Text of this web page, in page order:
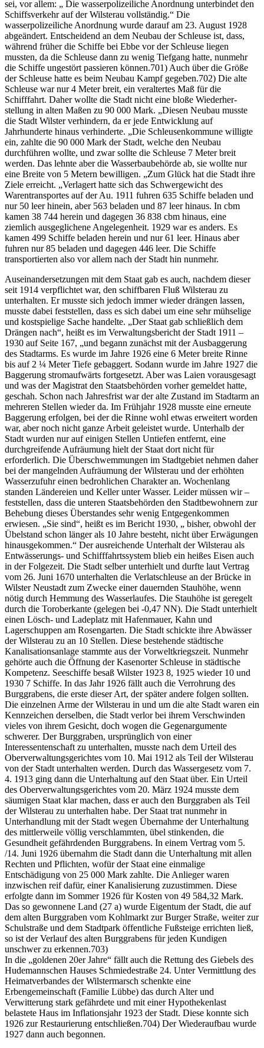
sei, vor allem: „ Die wasserpolizeiliche Anordnung unterbindet den
Schiffsverkehr auf der Wilsterau vollständig.“ Die
wasserpolizeiliche Anordnung wurde darauf am 23. August 1928
abgeändert. Entscheidend an dem Neubau der Schleuse ist, dass,
während früher die Schiffe bei Ebbe vor der Schleuse liegen
mussten, da die Schleuse dann zu wenig Tiefgang hatte, nunmehr
die Schiffe ungestört passieren können.701) Auch über die Größe
der Schleuse hatte es beim Neubau Kampf gegeben.702) Die alte
Schleuse war nur 4 Meter breit, ein veraltertes Maß für die
Schifffahrt. Daher wollte die Stadt nicht eine bloße Wiederher-
stellung in alten Maßen zu 90 000 Mark. „Diesen Neubau musste
die Stadt Wilster verhindern, da er jede Entwicklung auf
Jahrhunderte hinaus verhinderte. „Die Schleusenkommune willigte
ein, zahlte die 90 000 Mark der Stadt, welche den Neubau
durchführen wollte, und zwar sollte die Schleuse 7 Meter breit
werden. Das lehnte aber die Wasserbaubehörde ab, sie wollte nur
eine Breite von 5 Metern bewilligen. „Zum Glück hat die Stadt ihre
Ziele erreicht. „Verlagert hatte sich das Schwergewicht des
Warentransportes auf der Au. 1911 fuhren 635 Schiffe beladen und
nur 50 leer hinein, aber 563 beladen und 87 leer hinaus. In cbm
kamen 38 744 herein und dagegen 36 838 cbm hinaus, eine
ziemlich ausgeglichene Angelegenheit. 1929 war es anders. Es
kamen 499 Schiffe beladen herein und nur 61 leer. Hinaus aber
fuhren nur 85 beladen und dagegen 446 leer. Die Schiffe
transportierten also vor allem nach der Stadt hin nunmehr.
Auseinandersetzungen mit dem Staat gab es auch, nachdem dieser
seit 1914 verpflichtet war, den schiffbaren Fluß Wilsterau zu
unterhalten. Er musste sich jedoch immer wieder drängen lassen,
musste dabei feststellen, dass es sich dabei um eine sehr mühselige
und kostspielige Sache handelte. „Der Staat gab schließlich dem
Drängen nach“, heißt es im Verwaltungsbericht der Stadt 1911 –
1930 auf Seite 167, „und begann zunächst mit der Ausbaggerung
des Stadtarms. Es wurde im Jahre 1926 eine 6 Meter breite Rinne
bis auf 2 ¼ Meter Tiefe gebaggert. Sodann wurde im Jahre 1927 die
Baggerung stromaufwärts fortgesetzt. Aber was Laien vorausgesagt
und was der Magistrat den Staatsbehörden vorher gemeldet hatte,
geschah. Schon nach Jahresfrist war der alte Zustand im Stadtarm an
mehreren Stellen wieder da. Im Frühjahr 1928 musste eine erneute
Baggerung erfolgen, bei der die Rinne wohl etwas erweitert worden
war, aber noch nicht ganze Arbeit geleistet wurde. Unterhalb der
Stadt wurden nur auf einigen Stellen Untiefen entfernt, eine
durchgreifende Aufräumung hielt der Staat dort nicht für
erforderlich. Die Überschwemmungen im Stadtgebiet nehmen daher
bei der mangelnden Aufräumung der Wilsterau und der erhöhten
Wasserzufuhr einen bedrohlichen Charakter an. Wochenlang
standen Ländereien und Keller unter Wasser. Leider müssen wir –
feststellen, dass die unteren Staatsbehörden den Stadtbewohnern zur
Behebung dieses Überstandes sehr wenig Entgegenkommen
erwiesen. „Sie sind“, heißt es im Bericht 1930, „ bisher, obwohl der
Übelstand schon länger als 10 Jahre besteht, nicht über Erwägungen
hinausgekommen.“ Der ausreichende Unterhalt der Wilsterau als
Entwässerungs- und Schifffahrtssystem blieb ein heißes Eisen auch
in der Folgezeit. Die Stadt selber unterhielt und durfte laut Vertrag
vom 26. Juni 1670 unterhalten die Verlatschleuse an der Brücke in
Wilster Neustadt zum Zwecke einer dauernden Stauhöhe, wenn
nötig durch Hemmung des Wasserlaufes. Die Stauhöhe ist geregelt
durch die Toroberkante (gelegen bei -0,47 NN). Die Stadt unterhielt
einen Lösch- und Ladeplatz mit Hafenmauer, Kahn und
Lagerschuppen am Rosengarten. Die Stadt schickte ihre Abwässer
der Wilsterau zu an 10 Stellen. Diese bestehende städtische
Kanalisationsanlage stammte aus der Vorweltkriegszeit. Nunmehr
gehörte auch die Öffnung der Kasenorter Schleuse in städtische
Kompetenz. Seeschiffe besaß Wilster 1923 8, 1925 wieder 10 und
1930 7 Schiffe. In das Jahr 1926 fällt auch die Verrohrung des
Burggrabens, die erste dieser Art, der später andere folgen sollten.
Die einzelnen Arme der Wilsterau in und um die alte Stadt waren ein
Kennzeichen derselben, die Stadt verlor bei ihrem Verschwinden
vieles von ihrem Gesicht, doch wogen die Gegenargumente
schwerer. Der Burggraben, ursprünglich von einer
Interessentenschaft zu unterhalten, musste nach dem Urteil des
Oberverwaltungsgerichtes vom 10. Mai 1912 als Teil der Wilsterau
von der Stadt unterhalten werden. Durch das Wassergesetz vom 7.
4. 1913 ging dann die Unterhaltung auf den Staat über. Ein Urteil
des Oberverwaltungsgerichtes vom 20. März 1924 musste dem
säumigen Staat klar machen, dass er auch den Burggraben als Teil
der Wilsterau zu unterhalten habe. Der Staat trat nunmehr in
Unterhandlung mit der Stadt wegen Übernahme der Unterhaltung
des mittlerweile völlig verschlammten, übel stinkenden, die
Gesundheit gefährdenden Burggrabens. In einem Vertrag vom 5.
/14. Juni 1926 übernahm die Stadt dann die Unterhaltung mit allen
Rechten und Pflichten, wofür der Staat eine einmalige
Entschädigung von 25 000 Mark zahlte. Die Anlieger waren
inzwischen reif dafür, einer Kanalisierung zuzustimmen. Diese
erfolgte dann im Sommer 1926 für Kosten von 49 584,32 Mark.
Das so gewonnene Land (27 a) wurde Eigentum der Stadt, die auf
dem alten Burggraben vom Kohlmarkt zur Burger Straße, weiter zur
Schulstraße und dem Stadtpark öffentliche Fußsteige errichten ließ,
so ist der Verlauf des alten Burggrabens für jeden Kundigen
unschwer zu erkennen.703)
In die „goldenen 20er Jahre“ fällt auch die Rettung des Giebels des
Hudemannschen Hauses Schmiedestraße 24. Unter Vermittlung des
Heimatverbandes der Wilstermarsch schenkte eine
Erbengemeinschaft (Familie Lübbe) das durch Alter und
Verwitterung stark gefährdete und mit einer Hypothekenlast
belastete Haus im Inflationsjahr 1923 der Stadt. Diese konnte sich
1926 zur Restaurierung entschließen.704) Der Wiederaufbau wurde
1927 dann auch begonnen.